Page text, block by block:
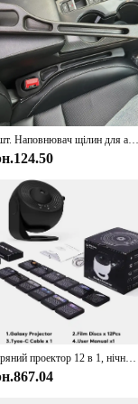
from high-quality
small items such as
comfort.
used in a wide range
this organizer is
it easy to find
free. With this
2 шт. Наповнювач щілин для автомобільного сидіння Коробка для зберігання сидінь Сумка між сидіннями Консоль Органайзер Прикраса Інтер’єр Автоаксесуари
Зоряний проектор 12 в 1, нічник, 4K HD, планетарій, проектор для дитячої кімнати, подарунок на День Святого Валентина 360 ° Поворотна лампа для проектора Galaxy